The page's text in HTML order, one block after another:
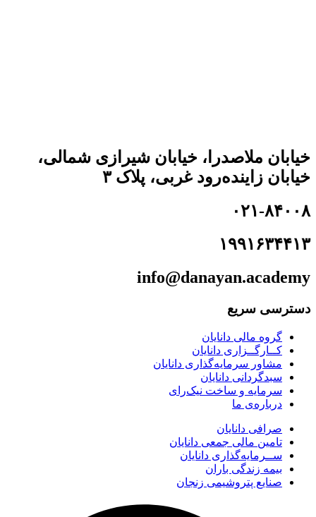
خیابان ملاصدرا، خیابان شیرازی شمالی،
خیابان زاینده‌رود غربی، پلاک ۳
۰۲۱-۸۴۰۰۸
۱۹۹۱۶۳۴۴۱۳
info@danayan.academy
دسترسی سریع
گروه مالی دانایان
کــارگــزاری دانایان
مشاور سرمایه‌گذاری دانایان
سبدگردانی دانایان
سرمایه و ساخت نیک‌رای
درباره‌ی ما
صرافی دانایان
تامین مالی جمعی دانایان
ســرمایه‌گذاری دانایان
بیمه زندگی باران
صنایع پتروشیمی زنجان